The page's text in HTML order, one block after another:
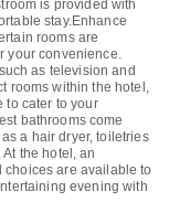
is provided with
stay.Enhance
rooms are
your convenience.
as television and
rooms within the hotel,
to cater to your
bathrooms come
a hair dryer, toiletries
the hotel, an
choices are available to
evening with